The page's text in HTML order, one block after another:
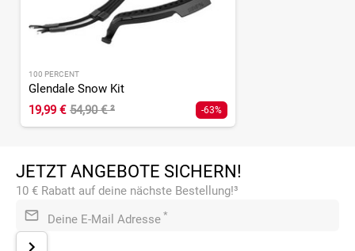
100 PERCENT
Glendale Snow Kit
19,99 € 54,90 €² -63%
JETZT ANGEBOTE SICHERN!
10 € Rabatt auf deine nächste Bestellung!³
Deine E-Mail Adresse *